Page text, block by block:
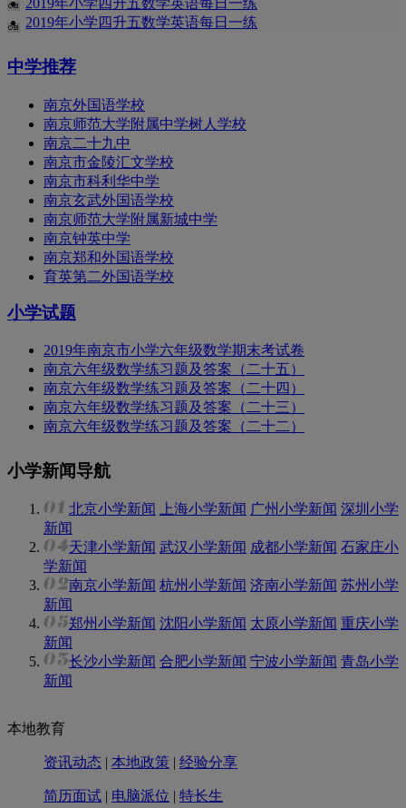
2019年小学四升五数学英语每日一练
2019年小学四升五数学英语每日一练
中学推荐
南京外国语学校
南京师范大学附属中学树人学校
南京二十九中
南京市金陵汇文学校
南京市科利华中学
南京玄武外国语学校
南京师范大学附属新城中学
南京钟英中学
南京郑和外国语学校
育英第二外国语学校
小学试题
2019年南京市小学六年级数学期末考试卷
南京六年级数学练习题及答案（二十五）
南京六年级数学练习题及答案（二十四）
南京六年级数学练习题及答案（二十三）
南京六年级数学练习题及答案（二十二）
小学新闻导航
北京小学新闻 上海小学新闻 广州小学新闻 深圳小学
新闻
天津小学新闻 武汉小学新闻 成都小学新闻 石家庄小
学新闻
南京小学新闻 杭州小学新闻 济南小学新闻 苏州小学
新闻
郑州小学新闻 沈阳小学新闻 太原小学新闻 重庆小学
新闻
长沙小学新闻 合肥小学新闻 宁波小学新闻 青岛小学
新闻
本地教育
资讯动态 | 本地政策 | 经验分享
简历面试 | 电脑派位 | 特长生